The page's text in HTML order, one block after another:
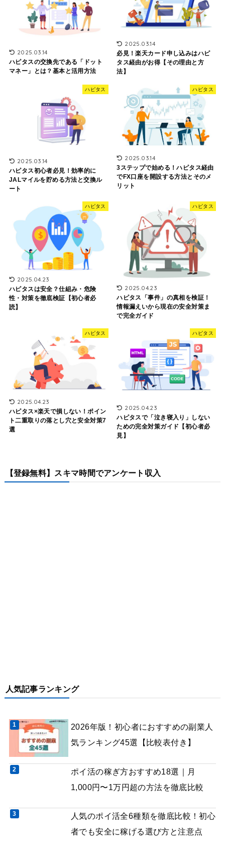
2025.03.14
ハピタスの交換先である「ドット
マネー」とは？基本と活用方法
2025.03.14
必見！楽天カード申し込みはハピ
タス経由がお得【その理由と方
法】
ハピタス
2025.03.14
ハピタス初心者必見！効率的に
JALマイルを貯める方法と交換ル
ート
ハピタス
2025.03.14
3ステップで始める！ハピタス経由
でFX口座を開設する方法とそのメ
リット
ハピタス
2025.04.23
ハピタスは安全？仕組み・危険
性・対策を徹底検証【初心者必
読】
ハピタス
2025.04.23
ハピタス「事件」の真相を検証！
情報漏えいから現在の安全対策ま
で完全ガイド
ハピタス
2025.04.23
ハピタス×楽天で損しない！ポイン
ト二重取りの落とし穴と安全対策7
選
ハピタス
2025.04.23
ハピタスで「泣き寝入り」しない
ための完全対策ガイド【初心者必
見】
【登録無料】スキマ時間でアンケート収入
人気記事ランキング
2026年版！初心者におすすめの副業人
気ランキング45選【比較表付き】
ポイ活の稼ぎ方おすすめ18選｜月
1,000円〜1万円超の方法を徹底比較
人気のポイ活全6種類を徹底比較！初心
者でも安全に稼げる選び方と注意点